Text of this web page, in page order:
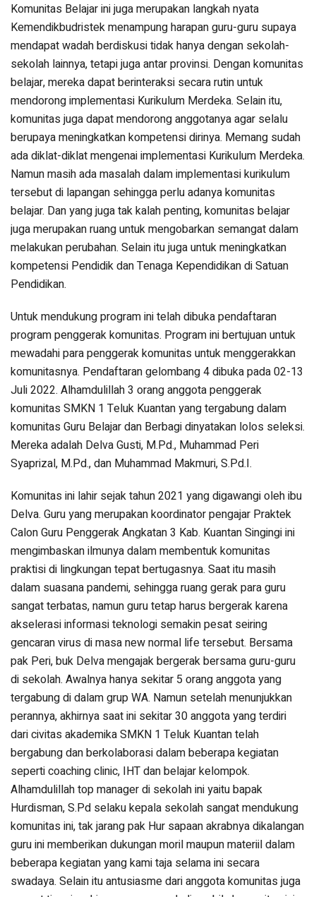
Komunitas Belajar ini juga merupakan langkah nyata
Kemendikbudristek menampung harapan guru-guru supaya
mendapat wadah berdiskusi tidak hanya dengan sekolah-
sekolah lainnya, tetapi juga antar provinsi. Dengan komunitas
belajar, mereka dapat berinteraksi secara rutin untuk
mendorong implementasi Kurikulum Merdeka. Selain itu,
komunitas juga dapat mendorong anggotanya agar selalu
berupaya meningkatkan kompetensi dirinya. Memang sudah
ada diklat-diklat mengenai implementasi Kurikulum Merdeka.
Namun masih ada masalah dalam implementasi kurikulum
tersebut di lapangan sehingga perlu adanya komunitas
belajar. Dan yang juga tak kalah penting, komunitas belajar
juga merupakan ruang untuk mengobarkan semangat dalam
melakukan perubahan. Selain itu juga untuk meningkatkan
kompetensi Pendidik dan Tenaga Kependidikan di Satuan
Pendidikan.
Untuk mendukung program ini telah dibuka pendaftaran
program penggerak komunitas. Program ini bertujuan untuk
mewadahi para penggerak komunitas untuk menggerakkan
komunitasnya. Pendaftaran gelombang 4 dibuka pada 02-13
Juli 2022. Alhamdulillah 3 orang anggota penggerak
komunitas SMKN 1 Teluk Kuantan yang tergabung dalam
komunitas Guru Belajar dan Berbagi dinyatakan lolos seleksi.
Mereka adalah Delva Gusti, M.Pd., Muhammad Peri
Syaprizal, M.Pd., dan Muhammad Makmuri, S.Pd.I.
Komunitas ini lahir sejak tahun 2021 yang digawangi oleh ibu
Delva. Guru yang merupakan koordinator pengajar Praktek
Calon Guru Penggerak Angkatan 3 Kab. Kuantan Singingi ini
mengimbaskan ilmunya dalam membentuk komunitas
praktisi di lingkungan tepat bertugasnya. Saat itu masih
dalam suasana pandemi, sehingga ruang gerak para guru
sangat terbatas, namun guru tetap harus bergerak karena
akselerasi informasi teknologi semakin pesat seiring
gencaran virus di masa new normal life tersebut. Bersama
pak Peri, buk Delva mengajak bergerak bersama guru-guru
di sekolah. Awalnya hanya sekitar 5 orang anggota yang
tergabung di dalam grup WA. Namun setelah menunjukkan
perannya, akhirnya saat ini sekitar 30 anggota yang terdiri
dari civitas akademika SMKN 1 Teluk Kuantan telah
bergabung dan berkolaborasi dalam beberapa kegiatan
seperti coaching clinic, IHT dan belajar kelompok.
Alhamdulillah top manager di sekolah ini yaitu bapak
Hurdisman, S.Pd selaku kepala sekolah sangat mendukung
komunitas ini, tak jarang pak Hur sapaan akrabnya dikalangan
guru ini memberikan dukungan moril maupun materiil dalam
beberapa kegiatan yang kami taja selama ini secara
swadaya. Selain itu antusiasme dari anggota komunitas juga